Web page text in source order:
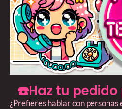
☎️Haz tu
¿Prefieres hablar con personas